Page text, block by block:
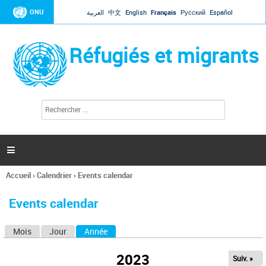
Jump to navigation
ONU العربية 中文 English Français Русский Español
Réfugiés et migrants
l
c
h
e

Vous
ici
Accueil›Calendrier› Events calendar
Events calendar
Mois Jour Année
2023 Suiv. »